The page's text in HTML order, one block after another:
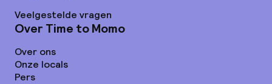
Veelgestelde vragen
Over Time to Momo
Over ons
Onze locals
Pers